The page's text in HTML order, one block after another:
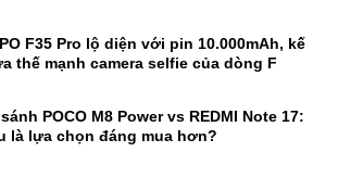
POCO M8 Power vs POCO M8: Đâu là
chọn đáng mua?